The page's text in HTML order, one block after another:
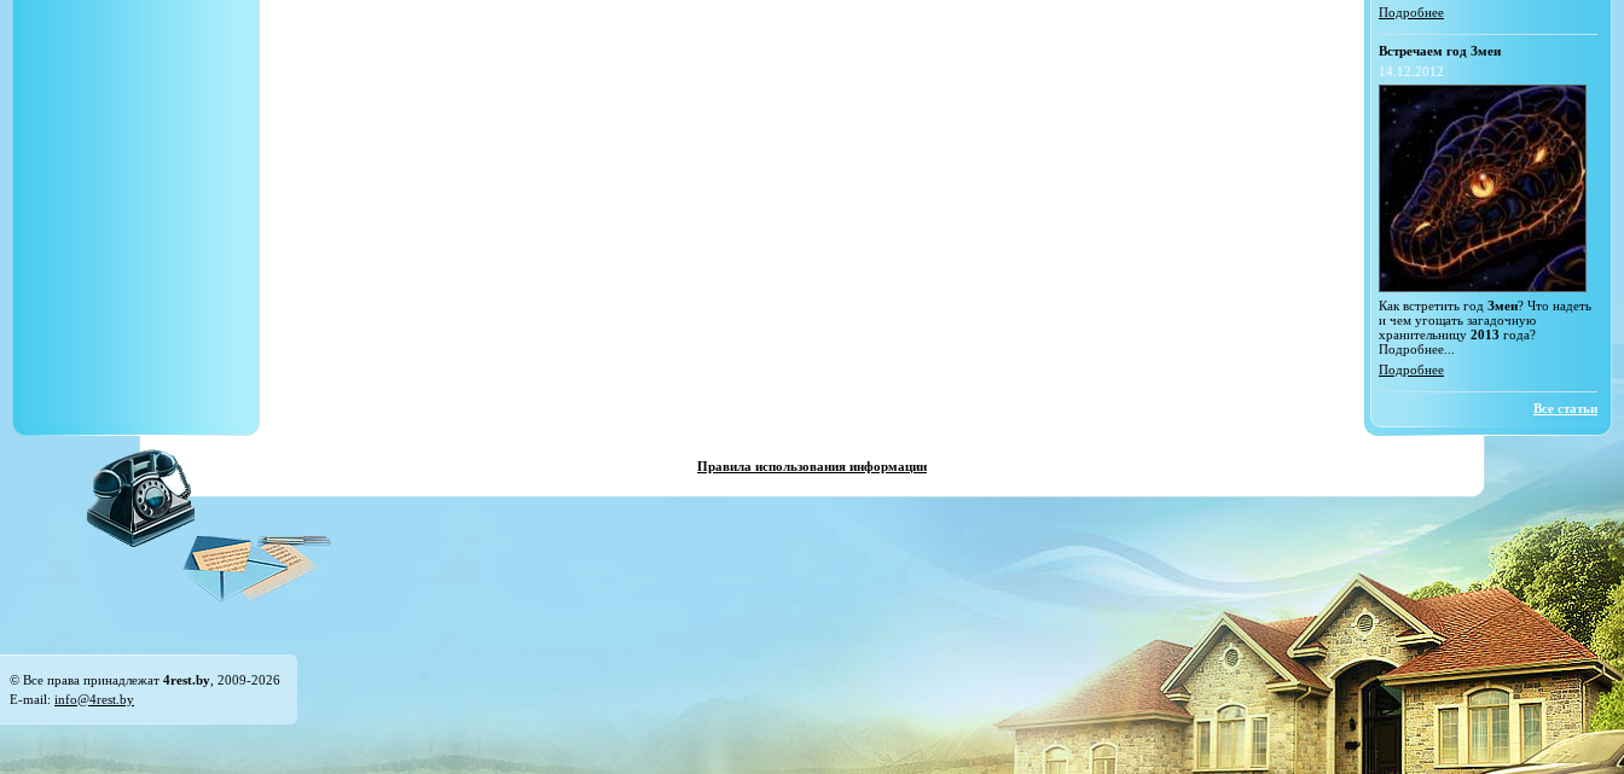
Подробнее
Встречаем год Змеи
14.12.2012
Как встретить год Змеи? Что надеть
и чем угощать загадочную
хранительницу 2013 года?
Подробнее...
Подробнее
Все статьи
Правила использования информации
© Все права принадлежат 4rest.by , 2009-2026
E-mail: info@4rest.by